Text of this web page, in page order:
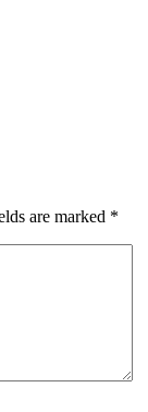
are marked *